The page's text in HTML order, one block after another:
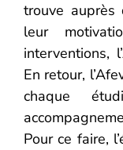
trouve auprès
leur
interventions,
En retour,
chaque
Pour ce faire,